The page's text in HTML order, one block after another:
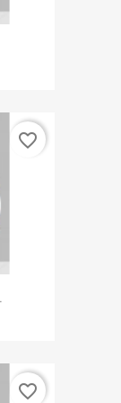
favorite_border
favorite_border